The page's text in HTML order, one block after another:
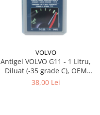
VOLVO
Antigel VOLVO G11 - 1 Litru,
Diluat (-35 grade C), OEM
(Culoare Verde)
38,00 Lei